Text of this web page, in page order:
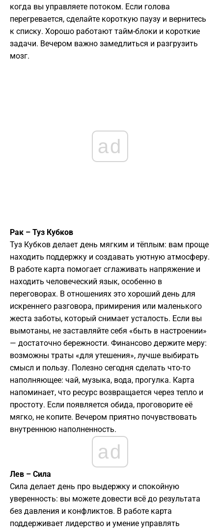
когда вы управляете потоком. Если голова
перегревается, сделайте короткую паузу и вернитесь
к списку. Хорошо работают тайм-блоки и короткие
задачи. Вечером важно замедлиться и разгрузить
мозг.
ad
Рак – Туз Кубков
Туз Кубков делает день мягким и тёплым: вам проще
находить поддержку и создавать уютную атмосферу.
В работе карта помогает сглаживать напряжение и
находить человеческий язык, особенно в
переговорах. В отношениях это хороший день для
искреннего разговора, примирения или маленького
жеста заботы, который снимает усталость. Если вы
вымотаны, не заставляйте себя «быть в настроении»
— достаточно бережности. Финансово держите меру:
возможны траты «для утешения», лучше выбирать
смысл и пользу. Полезно сегодня сделать что-то
наполняющее: чай, музыка, вода, прогулка. Карта
напоминает, что ресурс возвращается через тепло и
простоту. Если появляется обида, проговорите её
мягко, не копите. Вечером приятно почувствовать
внутреннюю наполненность.
ad
Лев – Сила
Сила делает день про выдержку и спокойную
уверенность: вы можете довести всё до результата
без давления и конфликтов. В работе карта
поддерживает лидерство и умение управлять